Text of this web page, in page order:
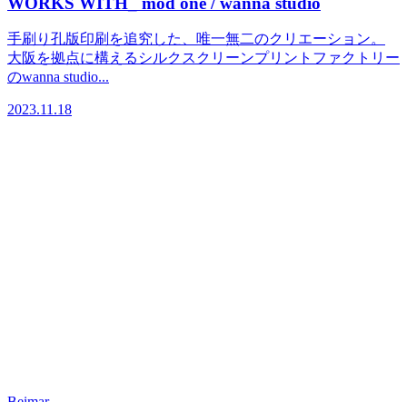
手刷り孔版印刷を追究した、唯一無二のクリエーション。
大阪を拠点に構えるシルクスクリーンプリントファクトリー
のwanna studio...
2023.11.18